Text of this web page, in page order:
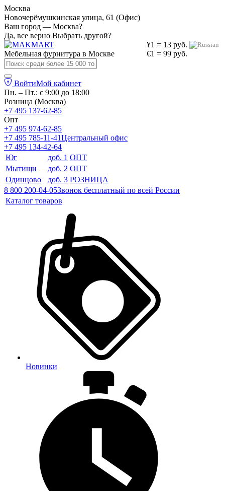
Москва
Новочерёмушкинская улица, 61 (Офис)
Ваш город — Москва?
Да, все верно Выбрать другой?
¥1 = 13 руб.
€1 = 99 руб.
Мебельная фурнитура в Москве
ВойтиМой кабинет
Пн. – Пт.: с 9:00 до 18:00
Розница (Москва)
+7 495 137-62-85
Опт
+7 495 974-62-85
+7 495 785-11-41Центральный офис
+7 495 134-42-64
Юг
доб. 1 ОПТ
Мытищи
доб. 2 ОПТ
Одинцово
доб. 3 РОЗНИЦА
8 800 200-04-05Звонок бесплатный по всей России
Каталог товаров
Новинки